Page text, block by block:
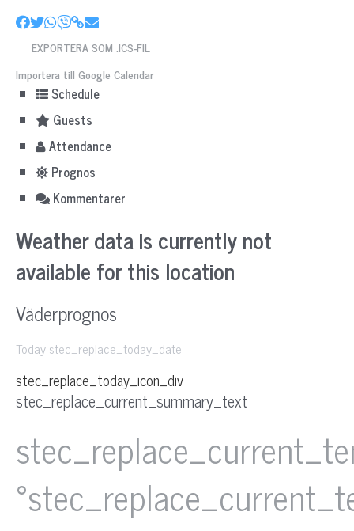
EXPORTERA SOM .ICS-FIL
Importera till Google Calendar
Schedule
Guests
Attendance
Prognos
Kommentarer
Weather data is currently not
available for this location
Väderprognos
Today stec_replace_today_date
stec_replace_today_icon_div
stec_replace_current_summary_text